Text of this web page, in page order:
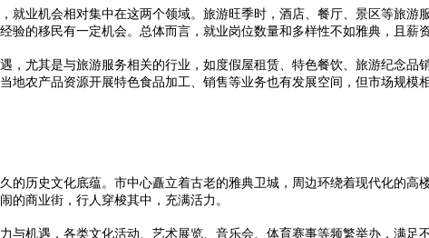
业机会相对集中在这两个领域。旅游旺季时，酒店、餐厅、景区等旅游
验的移民有一定机会。总体而言，就业岗位数量和多样性不如雅典，且薪
尤其是与旅游服务相关的行业，如度假屋租赁、特色餐饮、旅游纪念品
地农产品资源开展特色食品加工、销售等业务也有发展空间，但市场规模
历史文化底蕴。市中心矗立着古老的雅典卫城，周边环绕着现代化的高
的商业街，行人穿梭其中，充满活力。
机遇，各类文化活动、艺术展览、音乐会、体育赛事等频繁举办，满足